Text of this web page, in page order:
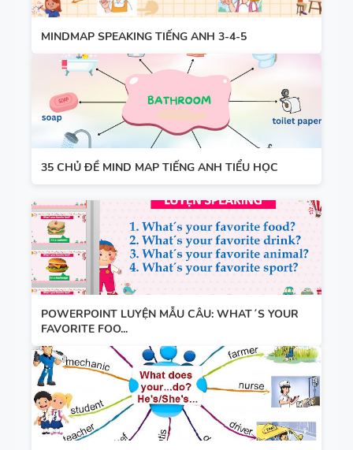
MINDMAP SPEAKING TIẾNG ANH 3-4-5
35 CHỦ ĐỀ MIND MAP TIẾNG ANH TIỂU HỌC
POWERPOINT LUYỆN MẪU CÂU: WHAT´S YOUR
FAVORITE FOO...